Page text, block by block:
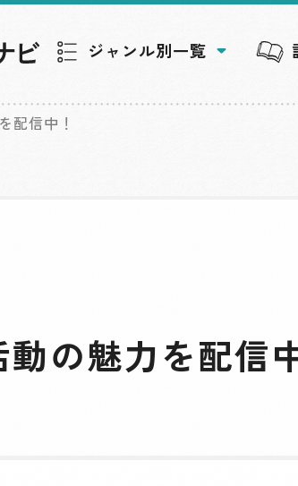
ジャンル別一覧
配信中！
の魅力を配信